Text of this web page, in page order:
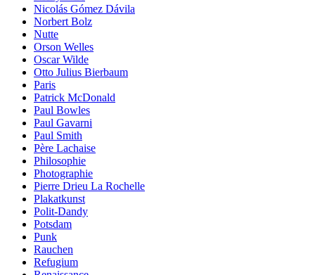
Nicolás Gómez Dávila
Norbert Bolz
Nutte
Orson Welles
Oscar Wilde
Otto Julius Bierbaum
Paris
Patrick McDonald
Paul Bowles
Paul Gavarni
Paul Smith
Père Lachaise
Philosophie
Photographie
Pierre Drieu La Rochelle
Plakatkunst
Polit-Dandy
Potsdam
Punk
Rauchen
Refugium